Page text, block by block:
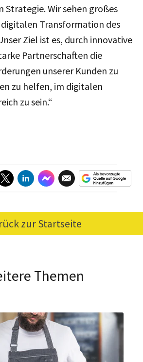
Strategie. Wir sehen großes
Transformation des
Ziel ist es, durch innovative
Partnerschaften die
unserer Kunden zu
zu helfen, im digitalen
zu sein.“
zur Startseite
Themen